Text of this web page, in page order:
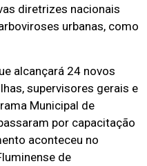
diretrizes nacionais
urbanas, como
alcançará 24 novos
supervisores gerais e
Municipal de
por capacitação
aconteceu no
de